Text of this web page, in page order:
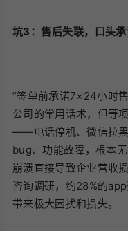
坑3：售后失联，口头
“签单前承诺7×24小时
公司的常用话术，但等
——电话停机、微信拉黑
bug、功能故障，根本
崩溃直接导致企业营收
咨询调研，约28%的
带来极大困扰和损失。